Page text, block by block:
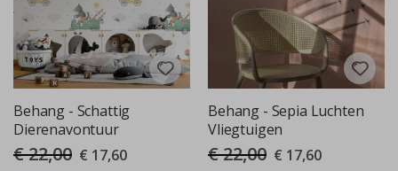
Behang - Schattig
Dierenavontuur
€ 22,00 Special
Price
€ 17,60
Behang - Sepia Luchten
Vliegtuigen
€ 22,00 Special
Price
€ 17,60